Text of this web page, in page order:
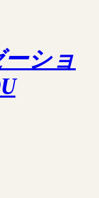
ショ